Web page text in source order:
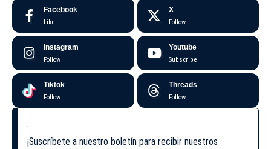
Facebook
Like
X
Follow
Instagram
Follow
Youtube
Subscribe
Tiktok
Follow
Threads
Follow
¡Suscríbete a nuestro boletín para recibir nuestros